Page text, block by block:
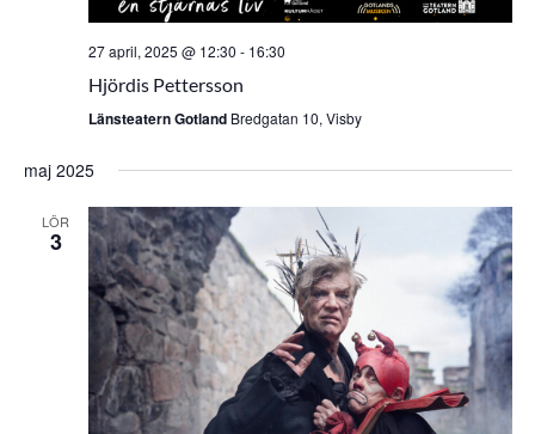
27 april, 2025 @ 12:30 - 16:30
Hjördis Pettersson
Länsteatern Gotland Bredgatan 10, Visby
maj 2025
LÖR
3